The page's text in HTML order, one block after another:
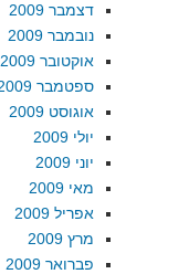
דצמבר 2009
נובמבר 2009
אוקטובר 2009
ספטמבר 2009
אוגוסט 2009
יולי 2009
יוני 2009
מאי 2009
אפריל 2009
מרץ 2009
פברואר 2009